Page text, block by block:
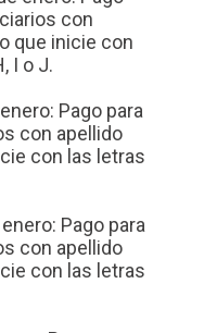
con
que inicie con
I o J.
Pago para
con apellido
con las letras
Pago para
con apellido
con las letras